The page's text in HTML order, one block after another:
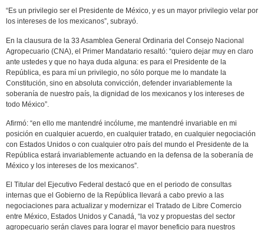
“Es un privilegio ser el Presidente de México, y es un mayor privilegio velar por
los intereses de los mexicanos”, subrayó.
En la clausura de la 33 Asamblea General Ordinaria del Consejo Nacional
Agropecuario (CNA), el Primer Mandatario resaltó: “quiero dejar muy en claro
ante ustedes y que no haya duda alguna: es para el Presidente de la
República, es para mí un privilegio, no sólo porque me lo mandate la
Constitución, sino en absoluta convicción, defender invariablemente la
soberanía de nuestro país, la dignidad de los mexicanos y los intereses de
todo México”.
Afirmó: “en ello me mantendré incólume, me mantendré invariable en mi
posición en cualquier acuerdo, en cualquier tratado, en cualquier negociación
con Estados Unidos o con cualquier otro país del mundo el Presidente de la
República estará invariablemente actuando en la defensa de la soberanía de
México y los intereses de los mexicanos”.
El Titular del Ejecutivo Federal destacó que en el periodo de consultas
internas que el Gobierno de la República llevará a cabo previo a las
negociaciones para actualizar y modernizar el Tratado de Libre Comercio
entre México, Estados Unidos y Canadá, “la voz y propuestas del sector
agropecuario serán claves para lograr el mayor beneficio para nuestros